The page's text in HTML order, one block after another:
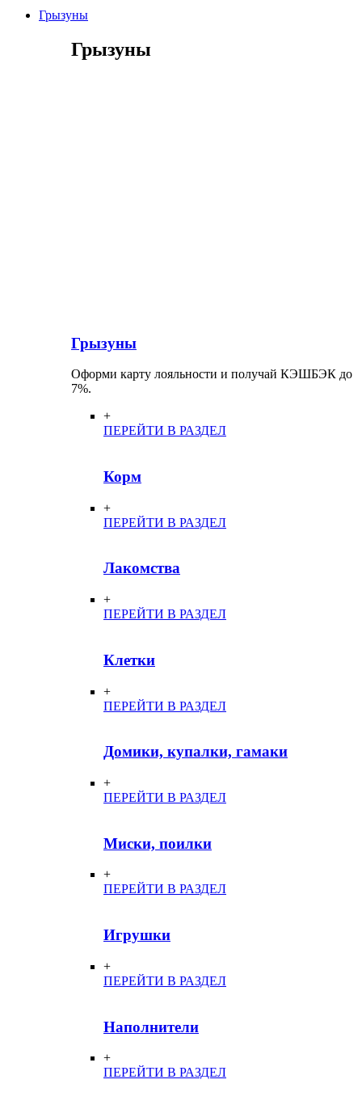
Грызуны
Грызуны
Грызуны
Оформи карту лояльности и получай КЭШБЭК до
7%.
+
ПЕРЕЙТИ В РАЗДЕЛ
Корм
+
ПЕРЕЙТИ В РАЗДЕЛ
Лакомства
+
ПЕРЕЙТИ В РАЗДЕЛ
Клетки
+
ПЕРЕЙТИ В РАЗДЕЛ
Домики, купалки, гамаки
+
ПЕРЕЙТИ В РАЗДЕЛ
Миски, поилки
+
ПЕРЕЙТИ В РАЗДЕЛ
Игрушки
+
ПЕРЕЙТИ В РАЗДЕЛ
Наполнители
+
ПЕРЕЙТИ В РАЗДЕЛ